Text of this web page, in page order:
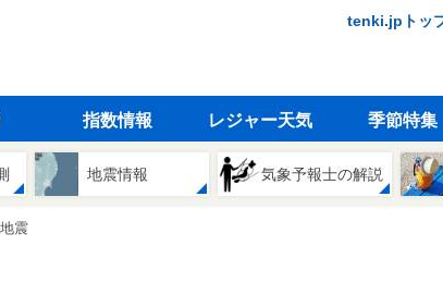
tenki.jpトッ
指数情報 レジャー天気 季節特集
地震情報 気象予報士の解説
震